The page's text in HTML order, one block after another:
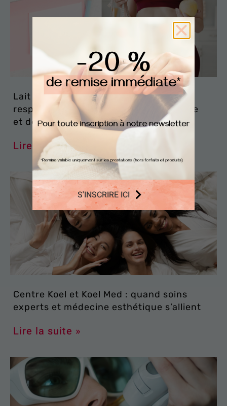
Lait et mauvaises habitudes : des
responsables sous-estimés de l’acidose
et des inflammations
Lire la suite »
Centre Koel et Koel Med : quand soins
experts et médecine esthétique s’allient
Lire la suite »
S'INSCRIRE ICI